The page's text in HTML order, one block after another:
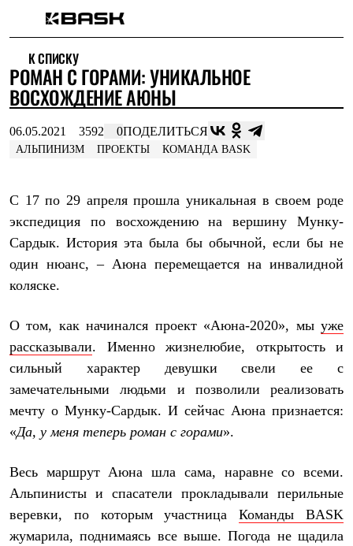
Интернет-магазин
Мужская одежда
Утепленная пухом
Куртки
Жилеты
Комбинезоны
Брюки
Штормовая одежда
Куртки
Брюки
Софтшелл одежда
Куртки
Брюки
Брюки
Жилеты
Термобелье
Теплое термобелье
Среднее термобелье
Легкое термобелье
Лёгкая одежда
Футболки
Брюки
Шорты
Утепленная пухом
Куртки
К СПИСКУ
РОМАН С ГОРАМИ: УНИКАЛЬНОЕ
ВОСХОЖДЕНИЕ АЮНЫ
06.05.2021 3592 0ПОДЕЛИТЬСЯ
АЛЬПИНИЗМ ПРОЕКТЫ КОМАНДА BASK
С 17 по 29 апреля прошла уникальная в своем роде
экспедиция по восхождению на вершину Мунку-
Сардык. История эта была бы обычной, если бы не
один нюанс, – Аюна перемещается на инвалидной
коляске.
О том, как начинался проект «Аюна-2020», мы уже
рассказывали. Именно жизнелюбие, открытость и
сильный характер девушки свели ее с
замечательными людьми и позволили реализовать
мечту о Мунку-Сардык. И сейчас Аюна признается:
«Да, у меня теперь роман с горами».
Весь маршрут Аюна шла сама, наравне со всеми.
Альпинисты и спасатели прокладывали перильные
веревки, по которым участницаКоманды BASK
жумарила, поднимаясь все выше. Погода не щадила